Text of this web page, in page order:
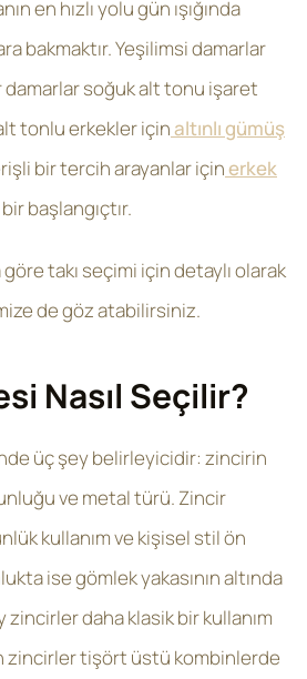
en hızlı yolu gün ışığında
bakmaktır. Yeşilimsi damarlar
damarlar soğuk alt tonu işaret
tonlu erkekler içinaltınlı gümüş
bir tercih arayanlar içinerkek
başlangıçtır.
takı seçimi için detaylı olarak
de göz atabilirsiniz.
Nasıl Seçilir?
üç şey belirleyicidir: zincirin
ve metal türü. Zincir
kullanım ve kişisel stil ön
ise gömlek yakasının altında
zincirler daha klasik bir kullanım
zincirler tişört üstü kombinlerde